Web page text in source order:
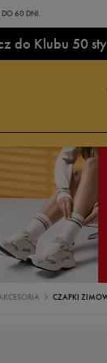
DO 60 DNI.
do Klubu 50
CZAPKI